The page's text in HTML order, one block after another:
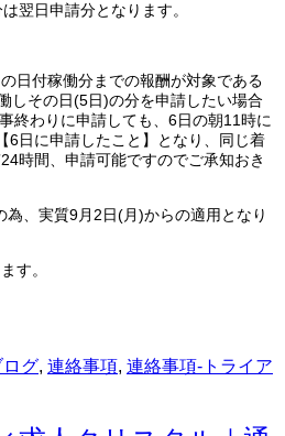
翌日申請分となります。
日付稼働分までの報酬が対象である
しその日(5日)の分を申請したい場合
終わりに申請しても、6日の朝11時に
6日に申請したこと】となり、同じ着
時間、申請可能ですのでご承知おき
、実質9月2日(月)からの適用となり
す。
ログ, 連絡事項, 連絡事項-トライア